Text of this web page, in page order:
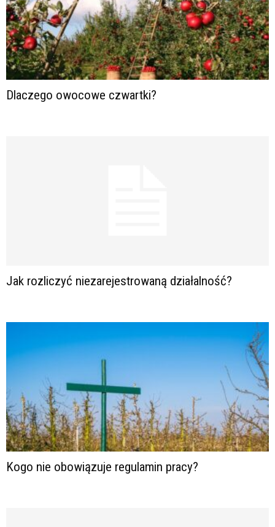
Dlaczego owocowe czwartki?
Jak rozliczyć niezarejestrowaną działalność?
Kogo nie obowiązuje regulamin pracy?